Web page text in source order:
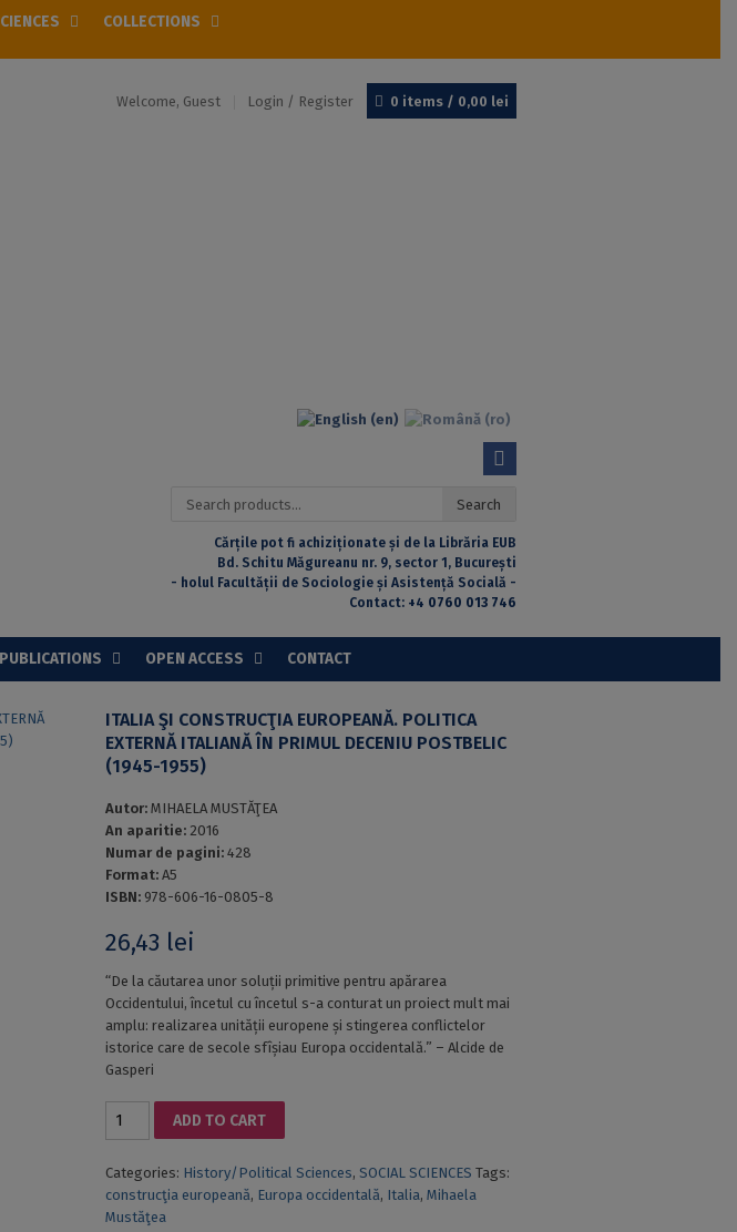
COLLECTIONS
Welcome, Guest Login / Register 0 items / 0,00 lei
Search
Search
Cărțile pot fi achiziționate și de la Librăria EUB
Bd. Schitu Măgureanu nr. 9, sector 1, București
- holul Facultății de Sociologie și Asistență Socială -
Contact: +4 0760 013 746
OPEN ACCESS CONTACT
ITALIA ŞI CONSTRUCŢIA EUROPEANĂ. POLITICA
EXTERNĂ ITALIANĂ ÎN PRIMUL DECENIU POSTBELIC
(1945-1955)
Autor:MIHAELA MUSTĂŢEA
An aparitie: 2016
Numar de pagini:428
Format:A5
ISBN: 978-606-16-0805-8
26,43 lei
“De la căutarea unor soluții primitive pentru apărarea
Occidentului, încetul cu încetul s-a conturat un proiect mult mai
amplu: realizarea unității europene și stingerea conflictelor
istorice care de secole sfîșiau Europa occidentală.” – Alcide de
Gasperi
ITALIA
EUROPEANĂ.
POLITICA
EXTERNĂ
ADD TO CART
Categories: History/Political Sciences,SOCIAL SCIENCES Tags:
construcţia europeană, Europa occidentală, Italia,Mihaela
Mustăţea